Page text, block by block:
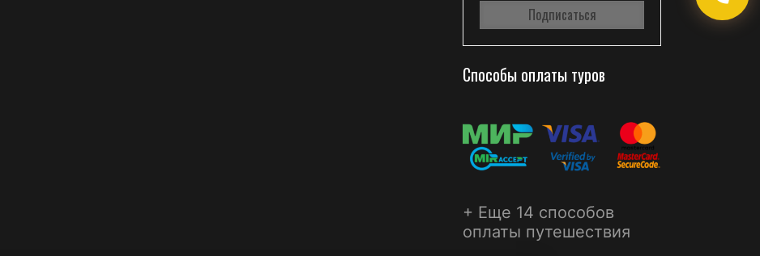
Способы оплаты туров
+ Еще 14 способов
оплаты путешествия